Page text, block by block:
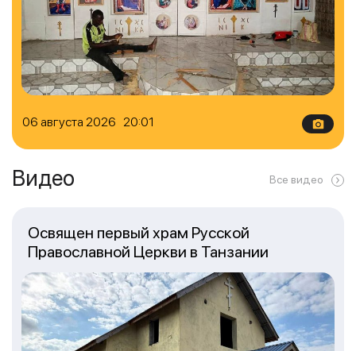
06 августа 2026 20:01
Видео Все видео
Освящен первый храм Русской
Православной Церкви в Танзании